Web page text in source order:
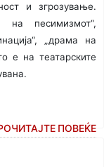
и згрозување.
на песимизмот“,
„драма на
е на театарските
ПОВЕЌЕ